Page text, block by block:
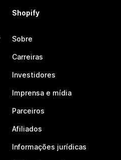
Shopify
Sobre
Carreiras
Investidores
Imprensa e mídia
Parceiros
Afiliados
Informações jurídicas